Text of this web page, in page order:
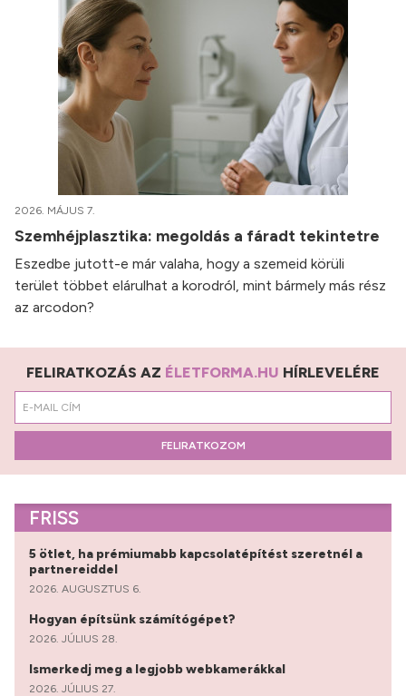
2026. MÁJUS 7.
Szemhéjplasztika: megoldás a fáradt tekintetre
Eszedbe jutott-e már valaha, hogy a szemeid körüli
terület többet elárulhat a korodról, mint bármely más rész
az arcodon?
FELIRATKOZÁS AZ ÉLETFORMA.HU HÍRLEVELÉRE
FELIRATKOZOM
FRISS
5 ötlet, ha prémiumabb kapcsolatépítést szeretnél a
partnereiddel
2026. AUGUSZTUS 6.
Hogyan építsünk számítógépet?
2026. JÚLIUS 28.
Ismerkedj meg a legjobb webkamerákkal
2026. JÚLIUS 27.